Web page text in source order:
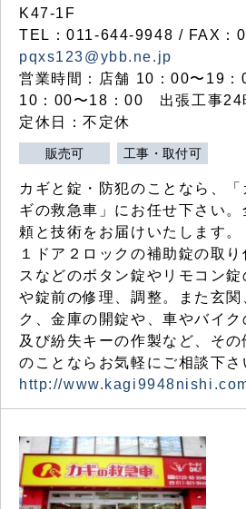
K47-1F
TEL：011-644-9948 / FAX：
pqxs123@ybb.ne.jp
営業時間：店舗 10：00〜19
10：00〜18：00 出張工事24
定休日：不定休
販売可 工事・取付可
カギと錠・防犯のことなら、
ギの救急車」にお任せ下さい
頼と技術をお届けいたします。
１ドア２ロックの補助錠の取
スなどのボタン錠やリモコン
や錠前の修理、調整。また玄関
ク、金庫の開錠や、車やバイ
及び紛失キーの作製など、そ
のことならお気軽にご相談下さ
http://